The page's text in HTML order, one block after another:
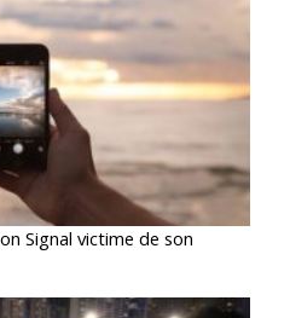
Signal victime de son